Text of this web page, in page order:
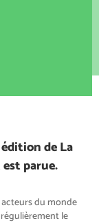
de La
parue.
acteurs du monde
le